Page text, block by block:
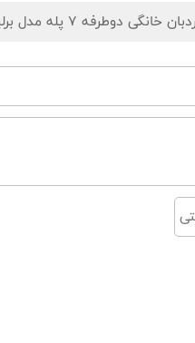
7 پله مدل برلیان